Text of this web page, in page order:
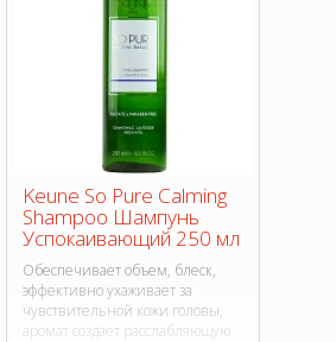
Keune So Pure Calming
Shampoo Шампунь
Успокаивающий 250 мл
Обеспечивает объем, блеск,
эффективно ухаживает за
чувствительной кожи головы,
аромат создает расслабляющую